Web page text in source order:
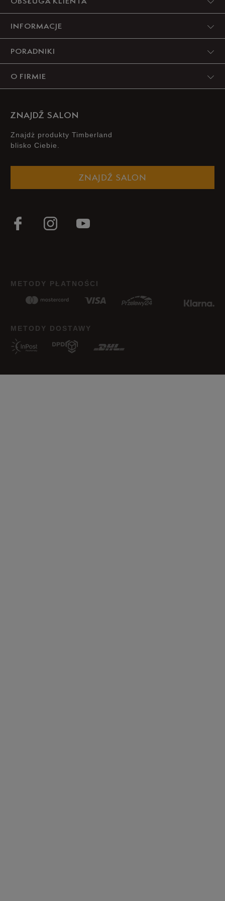
OBSŁUGA KLIENTA
INFORMACJE
PORADNIKI
O FIRMIE
ZNAJDŹ SALON
Znajdż produkty Timberland
blisko Ciebie.
ZNAJDŹ SALON
METODY PŁATNOŚCI
METODY DOSTAWY